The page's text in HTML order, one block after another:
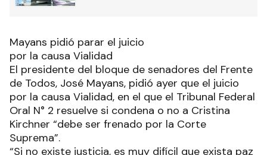
Mayans pidió parar el juicio
por la causa Vialidad
El presidente del bloque de senadores del Frente
de Todos, José Mayans, pidió ayer que el juicio
por la causa Vialidad, en el que el Tribunal Federal
Oral N° 2 resuelve si condena o no a Cristina
Kirchner “debe ser frenado por la Corte
Suprema”.
“Si no existe justicia, es muy difícil que exista paz